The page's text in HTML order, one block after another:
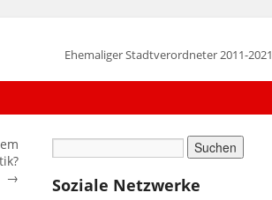
Ehemaliger Stadtverordneter 2011-2021
→
Soziale Netzwerke